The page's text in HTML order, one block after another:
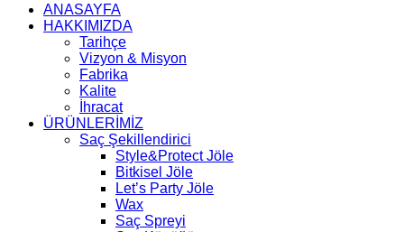
ANASAYFA
HAKKIMIZDA
Tarihçe
Vizyon & Misyon
Fabrika
Kalite
İhracat
ÜRÜNLERİMİZ
Saç Şekillendirici
Style&Protect Jöle
Bitkisel Jöle
Let’s Party Jöle
Wax
Saç Spreyi